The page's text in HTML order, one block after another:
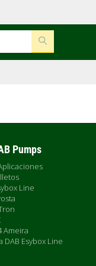
Pumps
Line
Ameira
DAB Esybox Line